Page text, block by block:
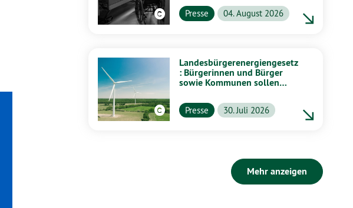
Presse 04. August 2026
Landesbürgerenergiengesetz
: Bürgerinnen und Bürger
sowie Kommunen sollen
profitieren
Presse 30. Juli 2026
Mehr anzeigen